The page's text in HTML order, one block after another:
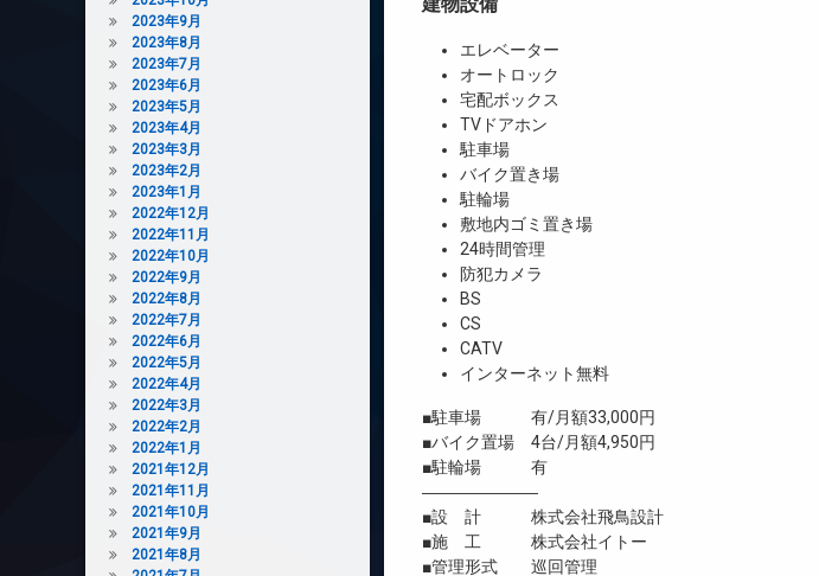
エレベーター
オートロック
宅配ボックス
TVドアホン
駐車場
バイク置き場
駐輪場
敷地内ゴミ置き場
24時間管理
防犯カメラ
BS
CS
CATV
インターネット無料
■駐車場 有/月額33,000円
■バイク置場 4台/月額4,950円
■駐輪場 有
―――――――
■設 計 株式会社飛鳥設計
■施 工 株式会社イトー
■管理形式 巡回管理
2023年9月
2023年8月
2023年7月
2023年6月
2023年5月
2023年4月
2023年3月
2023年2月
2023年1月
2022年12月
2022年11月
2022年10月
2022年9月
2022年8月
2022年7月
2022年6月
2022年5月
2022年4月
2022年3月
2022年2月
2022年1月
2021年12月
2021年11月
2021年10月
2021年9月
2021年8月